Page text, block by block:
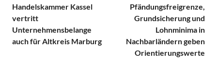
Handelskammer Kassel
vertritt
Unternehmensbelange
auch für Altkreis Marburg
Pfändungsfreigrenze,
Grundsicherung und
Lohnminima in
Nachbarländern geben
Orientierungswerte